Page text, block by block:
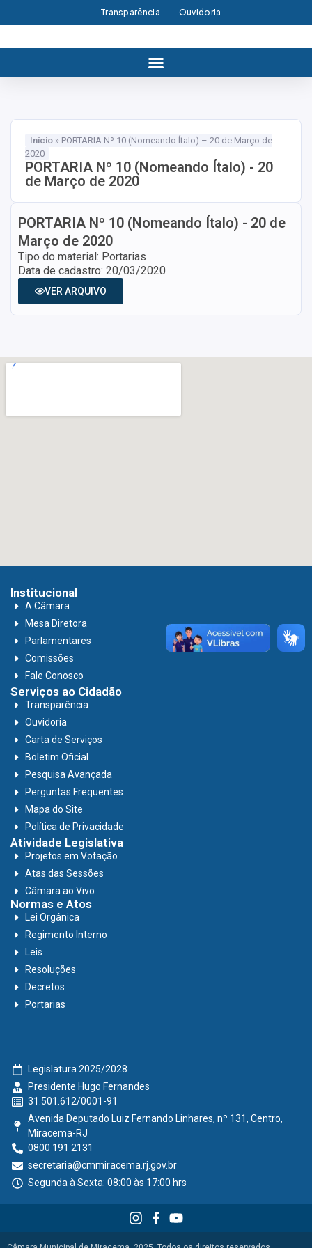
Transparência Ouvidoria
Início » PORTARIA Nº 10 (Nomeando Ítalo) – 20 de Março de
2020
PORTARIA Nº 10 (Nomeando Ítalo) - 20
de Março de 2020
PORTARIA Nº 10 (Nomeando Ítalo) - 20 de
Março de 2020
Tipo do material: Portarias
Data de cadastro: 20/03/2020
VER ARQUIVO
Institucional
A Câmara
Mesa Diretora
Parlamentares
Comissões
Fale Conosco
Serviços ao Cidadão
Transparência
Ouvidoria
Carta de Serviços
Boletim Oficial
Pesquisa Avançada
Perguntas Frequentes
Mapa do Site
Política de Privacidade
Atividade Legislativa
Projetos em Votação
Atas das Sessões
Câmara ao Vivo
Normas e Atos
Lei Orgânica
Regimento Interno
Leis
Resoluções
Decretos
Portarias
Legislatura 2025/2028
Presidente Hugo Fernandes
31.501.612/0001-91
Avenida Deputado Luiz Fernando Linhares, nº 131, Centro,
Miracema-RJ
0800 191 2131
secretaria@cmmiracema.rj.gov.br
Segunda à Sexta: 08:00 às 17:00 hrs